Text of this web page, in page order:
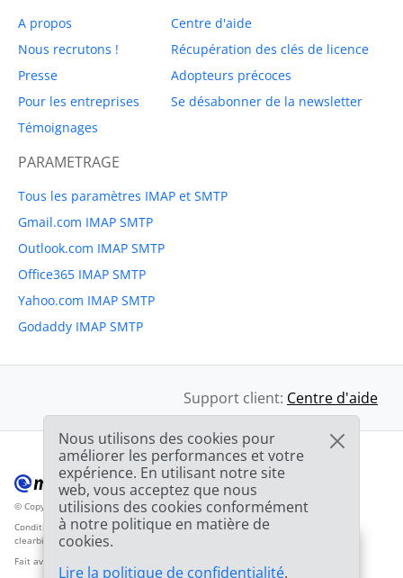
A propos
Nous recrutons !
Presse
Pour les entreprises
Témoignages
Centre d'aide
Récupération des clés de licence
Adopteurs précoces
Se désabonner de la newsletter
PARAMETRAGE
Tous les paramètres IMAP et SMTP
Gmail.com IMAP SMTP
Outlook.com IMAP SMTP
Office365 IMAP SMTP
Yahoo.com IMAP SMTP
Godaddy IMAP SMTP
Support client: Centre d'aide
© Copyright 2012-2026 Mailbird™Tous droits réservés.
Conditions d'utilisation Politique de confidentialité Plan du site
clearbit.com
Fait avec
Nous utilisons des cookies pour
améliorer les performances et votre
expérience. En utilisant notre site
web, vous acceptez que nous
utilisions des cookies conformément
à notre politique en matière de
cookies.
Lire la politique de confidentialité.
🎉SPECIAL : 75% de